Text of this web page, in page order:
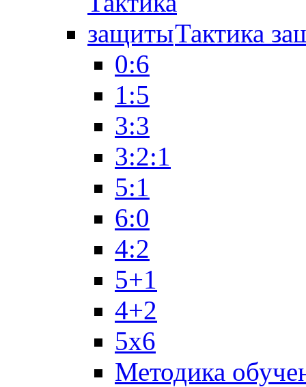
Тактика
0:6
1:5
3:3
3:2:1
5:1
6:0
4:2
5+1
4+2
5x6
Методика